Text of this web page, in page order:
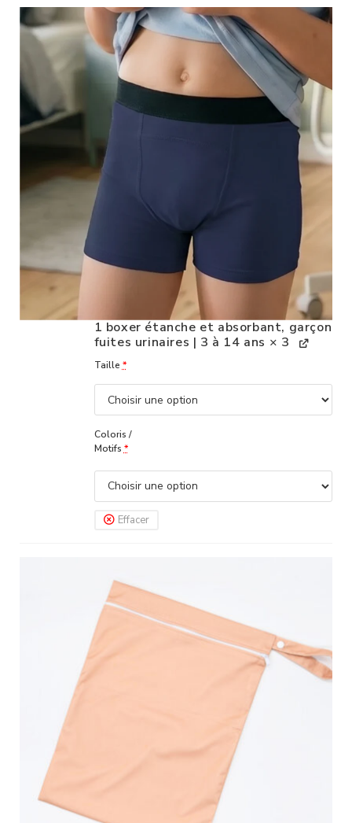
1 boxer étanche et absorbant, garçon
fuites urinaires | 3 à 14 ans × 3
Taille*
Coloris /
Motifs*
Effacer